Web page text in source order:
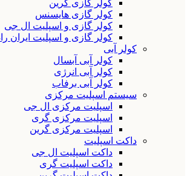
کولر گازی گرین
کولر گازی هایسنس
کولر گازی و اسپلیت ال جی
کولر گازی و اسپلیت ایران
کولر آبی
کولر آبی آبسال
کولر آبی انرژی
کولر آبی برفاب
سیستم اسپلیت مرکزی
اسپلیت مرکزی ال جی
اسپلیت مرکزی گری
اسپلیت مرکزی گرین
داکت اسپلیت
داکت اسپلیت ال جی
داکت اسپلیت گری